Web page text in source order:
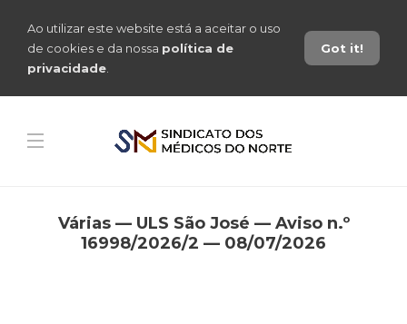
Ao utilizar este website está a aceitar o uso
de cookies e da nossa política de
privacidade
Got it!
Várias — ULS São José — Aviso n.º
16998/2026/2 — 08/07/2026